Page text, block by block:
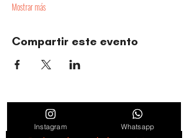
Mostrar más
Compartir este evento
Danza y música como motores de paz, bienestar,
Instagram Whatsapp